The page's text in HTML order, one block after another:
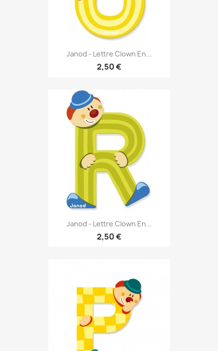
Janod - Lettre Clown En...
2,50 €
Janod - Lettre Clown En...
2,50 €